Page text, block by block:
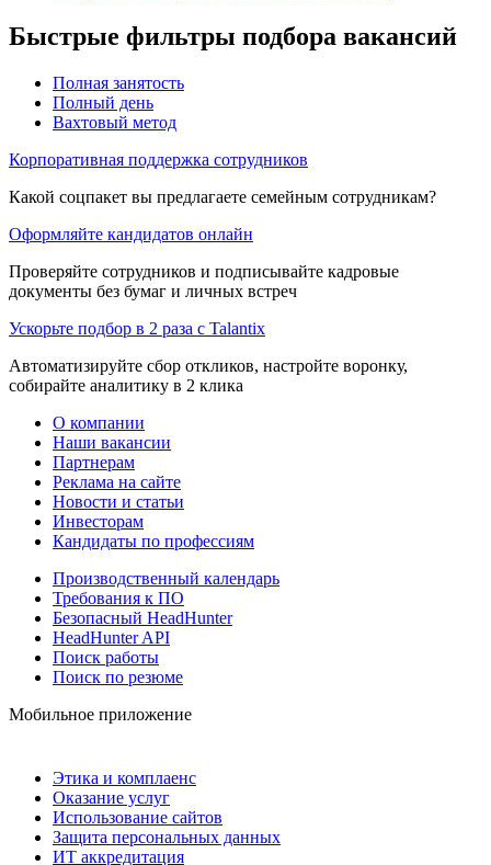
Быстрые фильтры подбора вакансий
Полная занятость
Полный день
Вахтовый метод
Корпоративная поддержка сотрудников
Какой соцпакет вы предлагаете семейным сотрудникам?
Оформляйте кандидатов онлайн
Проверяйте сотрудников и подписывайте кадровые
документы без бумаг и личных встреч
Ускорьте подбор в 2 раза с Talantix
Автоматизируйте сбор откликов, настройте воронку,
собирайте аналитику в 2 клика
О компании
Наши вакансии
Партнерам
Реклама на сайте
Новости и статьи
Инвесторам
Кандидаты по профессиям
Производственный календарь
Требования к ПО
Безопасный HeadHunter
HeadHunter API
Поиск работы
Поиск по резюме
Мобильное приложение
Этика и комплаенс
Оказание услуг
Использование сайтов
Защита персональных данных
ИТ аккредитация